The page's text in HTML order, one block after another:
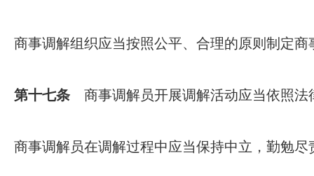
商事调解组织应当按照公平、合理的原则制定
第十七条 商事调解员开展调解活动应当依照法
商事调解员在调解过程中应当保持中立，勤勉